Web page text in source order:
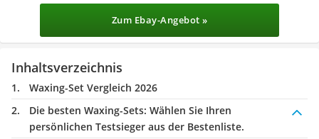
Zum Ebay-Angebot »
Inhaltsverzeichnis
Waxing-Set Vergleich 2026
Die besten Waxing-Sets: Wählen Sie Ihren
persönlichen Testsieger aus der Bestenliste.